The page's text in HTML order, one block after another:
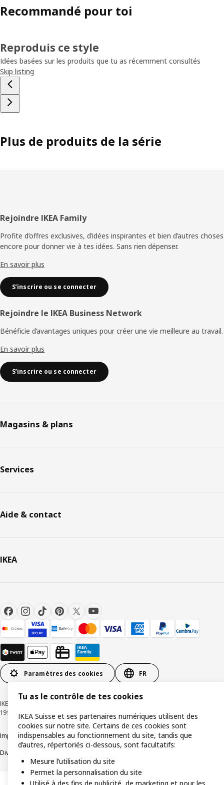
Recommandé pour toi
Reproduis ce style
Idées basées sur les produits que tu as récemment consultés
Skip listing
Plus de produits de la série
Pied
de
page
Rejoindre IKEA Family
Profite d’offres exclusives, d’idées inspirantes et bien d’autres choses
encore pour donner vie à tes idées. Sans rien dépenser.
En savoir plus
S’inscrire ou se connecter
Rejoindre le IKEA Business Network
Bénéficie d’avantages uniques pour créer une vie meilleure au travail.
En savoir plus
S’inscrire ou se connecter
Magasins & plans
Services
Aide & contact
IKEA
Paramètres des cookies FR
IKEA Suisse - Müslistrasse 16, 8957 Spreitenbach © Inter IKEA Systems B.V.
1999-2026
Impressum / Déclaration de protection des donnéesCookies
Divulgation responsable
Tu as le contrôle de tes cookies
IKEA Suisse et ses partenaires numériques utilisent des
cookies sur notre site. Certains de ces cookies sont
indispensables au fonctionnement du site, tandis que
d’autres, répertoriés ci-dessous, sont facultatifs:
Mesure l’utilisation du site
Permet la personnalisation du site